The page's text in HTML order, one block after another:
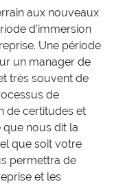
aux nouveaux
d’immersion
Une période
un manager de
très souvent de
de
de certitudes et
nous dit la
que soit votre
permettra de
et les